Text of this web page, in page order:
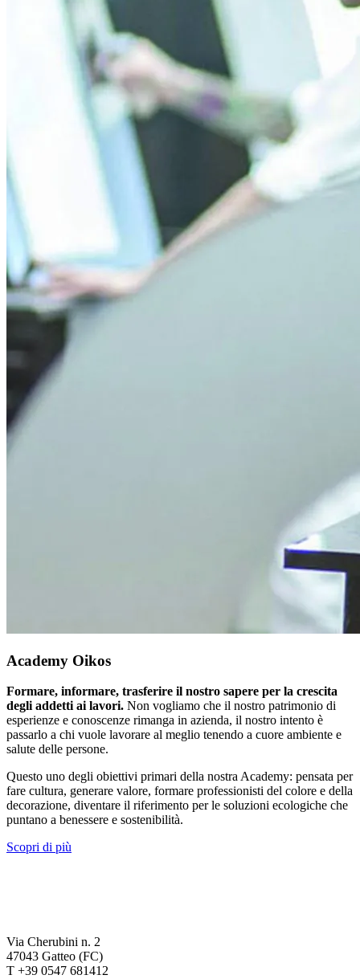
Academy Oikos
Formare, informare, trasferire il nostro sapere per la crescita
degli addetti ai lavori. Non vogliamo che il nostro patrimonio di
esperienze e conoscenze rimanga in azienda, il nostro intento è
passarlo a chi vuole lavorare al meglio tenendo a cuore ambiente e
salute delle persone.
Questo uno degli obiettivi primari della nostra Academy: pensata per
fare cultura, generare valore, formare professionisti del colore e della
decorazione, diventare il riferimento per le soluzioni ecologiche che
puntano a benessere e sostenibilità.
Scopri di più
Via Cherubini n. 2
47043 Gatteo (FC)
T +39 0547 681412